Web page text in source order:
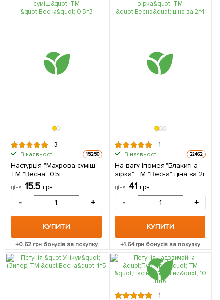
3
В наявності. 15250
Настурція "Махрова суміш"
ТМ "Весна" 0.5г
ціна 15.5 грн
- +
КУПИТИ
+0.62 грн бонусів за покупку
1
В наявності. 22462
На вагу Іпомея "Блакитна
зірка" ТМ "Весна" ціна за 2г
ціна 41 грн
- +
КУПИТИ
+1.64грн бонусів за покупку
1